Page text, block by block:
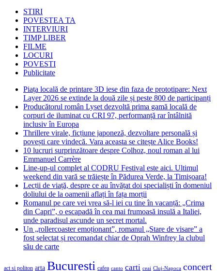
STIRI
POVESTEA TA
INTERVIURI
TIMP LIBER
FILME
LOCURI
POVESTI
Publicitate
Piața locală de printare 3D iese din faza de prototipare: Next
Layer 2026 se extinde la două zile și peste 800 de participanți
Producătorul român Lyset dezvoltă prima gamă locală de
corpuri de iluminat cu CRI 97, performanță rar întâlnită
inclusiv în Europa
Thrillere virale, ficțiune japoneză, dezvoltare personală și
povești care vindecă. Vara aceasta se citește Alice Books!
10 lucruri surprinzătoare despre Colhoz, noul roman al lui
Emmanuel Carrère
Line-up-ul complet al CODRU Festival este aici. Ultimul
weekend din vară se trăiește în Pădurea Verde, la Timișoara!
Lecții de viață, despre ce au învățat doi specialiști în domeniul
doliului de la oamenii aflați în fața morții
Romanul pe care vei vrea să-l iei cu tine în vacanță: „Crima
din Capri”, o escapadă în cea mai frumoasă insulă a Italiei,
unde paradisul ascunde un secret mortal.
Un „rollercoaster emoționant”, romanul „Stare de visare” a
fost selectat și recomandat chiar de Oprah Winfrey la clubul
său de carte
act si politon arta Bucuresti cafea canto carti ceai Cluj-Napoca concert